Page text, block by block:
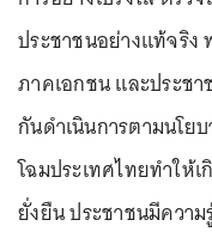
ประชาชนอย่างแท้จริ
ภาคเอกชน และประช
กันดำเนินการตามนโย
โฉมประเทศไทยทำให้
ยั่งยืน ประชาชนมีควา